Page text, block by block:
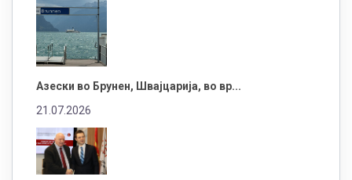
Азески во Брунен, Швајцарија, во вр...
21.07.2026